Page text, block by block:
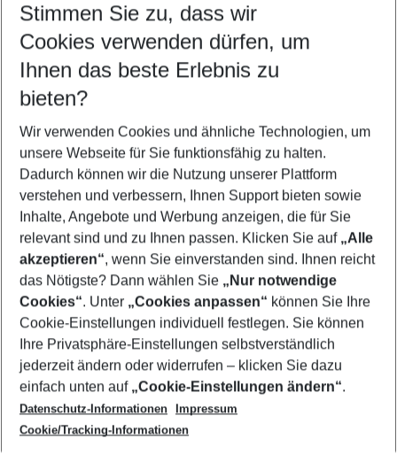
Abflughafen wählen
Beliebiger Abflughafen
Reisezeitraum wählen
09.08.26– 07.08.27 5-8 Nächte
2 Erwachsene Keine Kinder
Mehr Filter anzeigen
Footer
Footer navigation
Über uns
AGB
Cookie-Einstellungen ändern
Cookie-Richtlinie
Datenschutz
Service & Hilfe
Barrierefreies Reisen
Check-in
Folgen Sie uns
Stimmen Sie zu, dass wir
Cookies verwenden dürfen, um
Ihnen das beste Erlebnis zu
bieten?
Wir verwenden Cookies und ähnliche Technologien, um
unsere Webseite für Sie funktionsfähig zu halten.
Dadurch können wir die Nutzung unserer Plattform
verstehen und verbessern, Ihnen Support bieten sowie
Inhalte, Angebote und Werbung anzeigen, die für Sie
relevant sind und zu Ihnen passen. Klicken Sie auf „Alle
akzeptieren“, wenn Sie einverstanden sind. Ihnen reicht
das Nötigste? Dann wählen Sie „Nur notwendige
Cookies“. Unter „Cookies anpassen“ können Sie Ihre
Cookie-Einstellungen individuell festlegen. Sie können
Ihre Privatsphäre-Einstellungen selbstverständlich
jederzeit ändern oder widerrufen – klicken Sie dazu
einfach unten auf „Cookie-Einstellungen ändern“.
Datenschutz-Informationen
Impressum
Cookie/Tracking-Informationen